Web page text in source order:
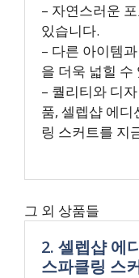
– 자연스러운
있습니다.
– 다른 아이템
을 더욱 넓힐 수
– 퀄리티와 디
품, 셀렙샵 에
링 스커트를 지
그 외 상품들
2. 셀렙샵 에
스파클링 스